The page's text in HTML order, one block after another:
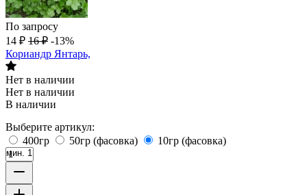
По запросу
14 ₽ 16 ₽ -13%
Кориандр Янтарь,
Нет в наличии
Нет в наличии
В наличии
Выберите артикул:
400гр
50гр (фасовка) 10гр (фасовка)
мин. 1